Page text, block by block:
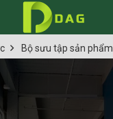
Bộ sưu tập sản phẩm